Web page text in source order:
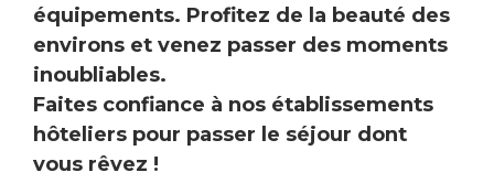
équipements. Profitez de la beauté des
environs et venez passer des moments
inoubliables.
Faites confiance à nos établissements
hôteliers pour passer le séjour dont
vous rêvez !